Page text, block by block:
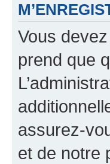
Vous
prend que
assurez-
et de notre